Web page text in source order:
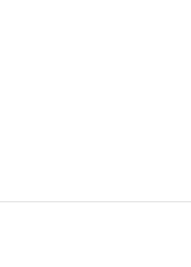
迁移
日志拉取
键